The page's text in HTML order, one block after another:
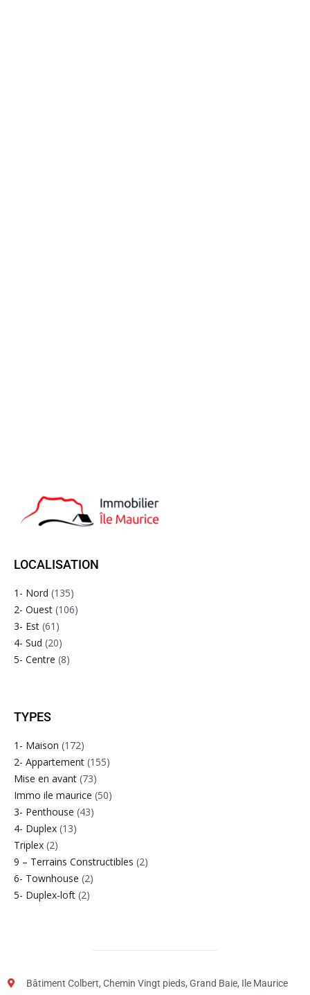
LOCALISATION
1- Nord (135)
2- Ouest (106)
3- Est (61)
4- Sud (20)
5- Centre (8)
TYPES
1- Maison (172)
2- Appartement (155)
Mise en avant (73)
Immo ile maurice (50)
3- Penthouse (43)
4- Duplex (13)
Triplex (2)
9 – Terrains Constructibles (2)
6- Townhouse (2)
5- Duplex-loft (2)
Bâtiment Colbert, Chemin Vingt pieds, Grand Baie, Ile Maurice